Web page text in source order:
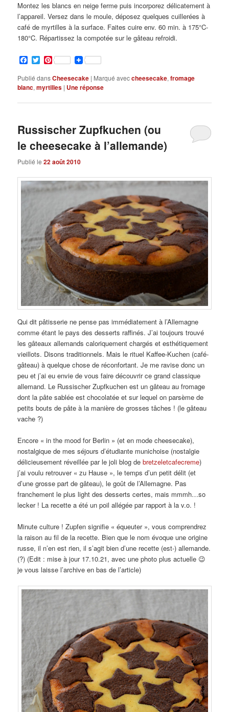
Montez les blancs en neige ferme puis incorporez délicatement à
l’appareil. Versez dans le moule, déposez quelques cuillerées à
café de myrtilles à la surface. Faites cuire env. 60 min. à 175°C-
180°C. Répartissez la compotée sur le gâteau refroidi.
Facebook
TwitterPinterest
Publié dansCheesecake | Marqué aveccheesecake,fromage
blanc,myrtilles | Uneréponse
Russischer Zupfkuchen (ou
le cheesecake à l’allemande)
Publié le22 août 2010
Qui dit pâtisserie ne pense pas immédiatement à l’Allemagne
comme étant le pays des desserts raffinés. J’ai toujours trouvé
les gâteaux allemands caloriquement chargés et esthétiquement
vieillots. Disons traditionnels. Mais le rituel Kaffee-Kuchen (café-
gâteau) à quelque chose de réconfortant. Je me ravise donc un
peu et j’ai eu envie de vous faire découvrir ce grand classique
allemand. Le Russischer Zupfkuchen est un gâteau au fromage
dont la pâte sablée est chocolatée et sur lequel on parsème de
petits bouts de pâte à la manière de grosses tâches ! (le gâteau
vache ?)
Encore « in the mood for Berlin » (et en mode cheesecake),
nostalgique de mes séjours d’étudiante munichoise (nostalgie
délicieusement réveillée par le joli blog debretzeletcafecreme)
j’ai voulu retrouver « zu Hause », le temps d’un petit délit (et
d’une grosse part de gâteau), le goût de l’Allemagne. Pas
franchement le plus light des desserts certes, mais mmmh…so
lecker ! La recette a été un poil allégée par rapport à la v.o. !
Minute culture ! Zupfen signifie « équeuter », vous comprendrez
la raison au fil de la recette. Bien que le nom évoque une origine
russe, il n’en est rien, il s’agit bien d’une recette (est-) allemande.
(?) (Edit : mise à jour 17.10.21, avec une photo plus actuelle 😉
je vous laisse l’archive en bas de l’article)